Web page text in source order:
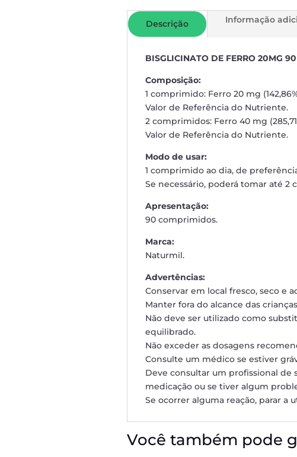
Descrição Informação
BISGLICINATO DE FERRO 20MG
Composição:
1 comprimido: Ferro 20 mg
Valor de Referência do Nutriente.
2 comprimidos: Ferro 40 mg
Valor de Referência do Nutriente.
Modo de usar:
1 comprimido ao dia, de
Se necessário, poderá tomar até 2
Apresentação:
90 comprimidos.
Marca:
Naturmil.
Advertências:
Conservar em local fresco, seco e
Manter fora do alcance das
Não deve ser utilizado como
equilibrado.
Não exceder as dosagens
Consulte um médico se estiver
Deve consultar um profissional de
medicação ou se tiver algum
Se ocorrer alguma reação, parar a
Você também pode